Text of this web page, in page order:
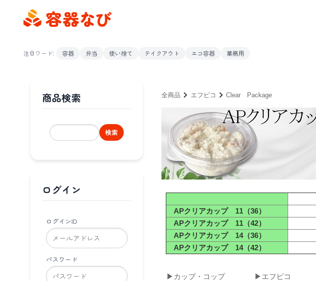
注目ワード:
容器 弁当 使い捨て テイクアウト エコ容器 業務用
全商品 エフピコ Clear Package
APクリアカップ 11（36）
APクリアカップ 11（42）
APクリアカップ 14（36）
APクリアカップ 14（42）
▶カップ・コップ ▶エフピコ
商品検索
検索
ログイン
ログインID
パスワード